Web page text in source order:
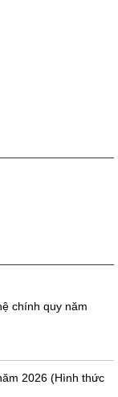
chính quy năm
2026 (Hình thức